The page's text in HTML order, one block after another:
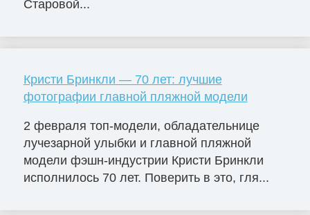
Старовой...
Кристи Бринкли — 70 лет: лучшие
фотографии главной пляжной модели
2 февраля топ-модели, обладательнице
лучезарной улыбки и главной пляжной
модели фэшн-индустрии Кристи Бринкли
исполнилось 70 лет. Поверить в это, гля...